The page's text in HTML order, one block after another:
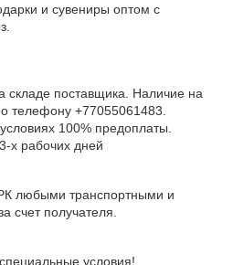
и сувениры оптом с
складе поставщика. Наличие на
телефону +77055061483.
100% предоплаты.
x рабочих дней
любыми транспортными и
счет получателя.
условия!